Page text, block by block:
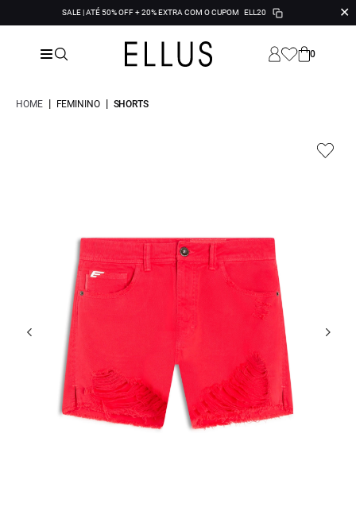
SALE | ATÉ 50% OFF + 20% EXTRA COM O CUPOM ELL20 ✕
0
HOME | FEMININO | SHORTS